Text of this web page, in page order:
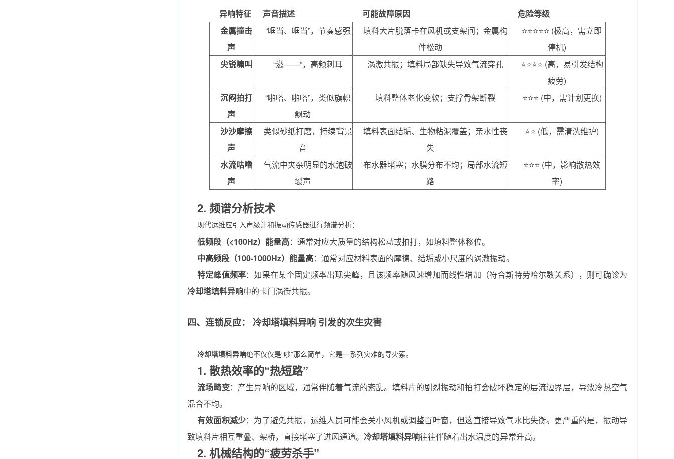
异响特征 声音描述 可能故障原因
危险等级
金属撞击
声
“哐当、哐当”，节奏感强
填料大片脱落卡在风机或支架间；金属构
件松动
⭐⭐⭐⭐⭐ (极高，需立即
停机)
尖锐啸叫
“滋——”，高频刺耳 涡激共振；填料局部缺失导致气流穿孔
⭐⭐⭐⭐ (高，易引发结构
疲劳)
沉闷拍打
声
“啪嗒、啪嗒”，类似旗帜
飘动
填料整体老化变软；支撑骨架断裂 ⭐⭐⭐ (中，需计划更换)
沙沙摩擦
声
类似砂纸打磨，持续背景
音
填料表面结垢、生物粘泥覆盖；亲水性丧
失
⭐⭐ (低，需清洗维护)
水流咕噜
声
气流中夹杂明显的水泡破
裂声
布水器堵塞；水膜分布不均；局部水流短
路
⭐⭐⭐ (中，影响散热效
率)
2. 频谱分析技术
现代运维应引入声级计和振动传感器进行频谱分析：
低频段（<100Hz）能量高：通常对应大质量的结构松动或拍打，如填料整体移位。
中高频段（100-1000Hz）能量高：通常对应材料表面的摩擦、结垢或小尺度的涡激振动。
特定峰值频率：如果在某个固定频率出现尖峰，且该频率随风速增加而线性增加（符合斯特劳哈尔数关系），则可确诊为
冷却塔填料异响中的卡门涡街共振。
四、连锁反应： 冷却塔填料异响 引发的次生灾害
冷却塔填料异响绝不仅仅是“吵”那么简单，它是一系列灾难的导火索。
1. 散热效率的“热短路”
流场畸变：产生异响的区域，通常伴随着气流的紊乱。填料片的剧烈振动和拍打会破坏稳定的层流边界层，导致冷热空气
混合不均。
有效面积减少：为了避免共振，运维人员可能会关小风机或调整百叶窗，但这直接导致气水比失衡。更严重的是，振动导
致填料片相互重叠、架桥，直接堵塞了进风通道。 冷却塔填料异响往往伴随着出水温度的异常升高。
2. 机械结构的“疲劳杀手”